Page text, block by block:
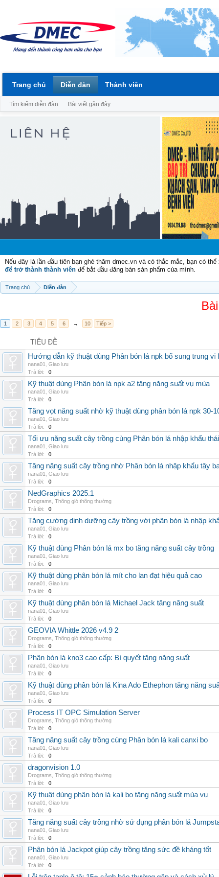
Nếu đây là lần đầu tiên bạn ghé thăm dmec.vn và có thắc mắc, bạn có
để trở thành thành viên để bắt đầu đăng bán sản phẩm của mình.
Trang chủ Diễn đàn
1 2 3 4 5 6 → 10 Tiếp >
TIÊU ĐỀ
Hướng dẫn kỹ thuật dùng Phân bón lá npk bổ sung trung vi
nana01
Giao lưu
Trả lời:
0
Kỹ thuật dùng Phân bón lá npk a2 tăng năng suất vụ mùa
nana01
Giao lưu
Trả lời:
0
Tăng vọt năng suất nhờ kỹ thuật dùng phân bón lá npk 30-
nana01
Giao lưu
Trả lời:
0
Tối ưu năng suất cây trồng cùng Phân bón lá nhập khẩu
nana01
Giao lưu
Trả lời:
0
Tăng năng suất cây trồng nhờ Phân bón lá nhập khẩu tây
nana01
Giao lưu
Trả lời:
0
NedGraphics 2025.1
Drograms Thông gió thông thường
Trả lời:
0
Tăng cường dinh dưỡng cây trồng với phân bón lá nhập
nana01
Giao lưu
Trả lời:
0
Kỹ thuật dùng Phân bón lá mx bo tăng năng suất cây trồng
nana01
Giao lưu
Trả lời:
0
Kỹ thuật dùng phân bón lá mít cho lan đạt hiệu quả cao
nana01
Giao lưu
Trả lời:
0
Kỹ thuật dùng phân bón lá Michael Jack tăng năng suất
nana01
Giao lưu
Trả lời:
0
GEOVIA Whittle 2026 v4.9 2
Drograms Thông gió thông thường
Trả lời:
0
Phân bón lá kno3 cao cấp: Bí quyết tăng năng suất
nana01
Giao lưu
Trả lời:
0
Kỹ thuật dùng phân bón lá Kina Ado Ethephon tăng năng
nana01
Giao lưu
Trả lời:
0
Process IT OPC Simulation Server
Drograms Thông gió thông thường
Trả lời:
0
Tăng năng suất cây trồng cùng Phân bón lá kali canxi bo
nana01
Giao lưu
Trả lời:
0
dragonvision 1.0
Drograms Thông gió thông thường
Trả lời:
0
Kỹ thuật dùng phân bón lá kali bo tăng năng suất mùa vụ
nana01
Giao lưu
Trả lời:
0
Tăng năng suất cây trồng nhờ sử dụng phân bón lá
nana01
Giao lưu
Trả lời:
0
Phân bón lá Jackpot giúp cây trồng tăng sức đề kháng tốt
nana01
Giao lưu
Trả lời:
0
Trang chủ Diễn đàn
Tìm kiếm diễn đàn Bài viết gần đây
Thành viên